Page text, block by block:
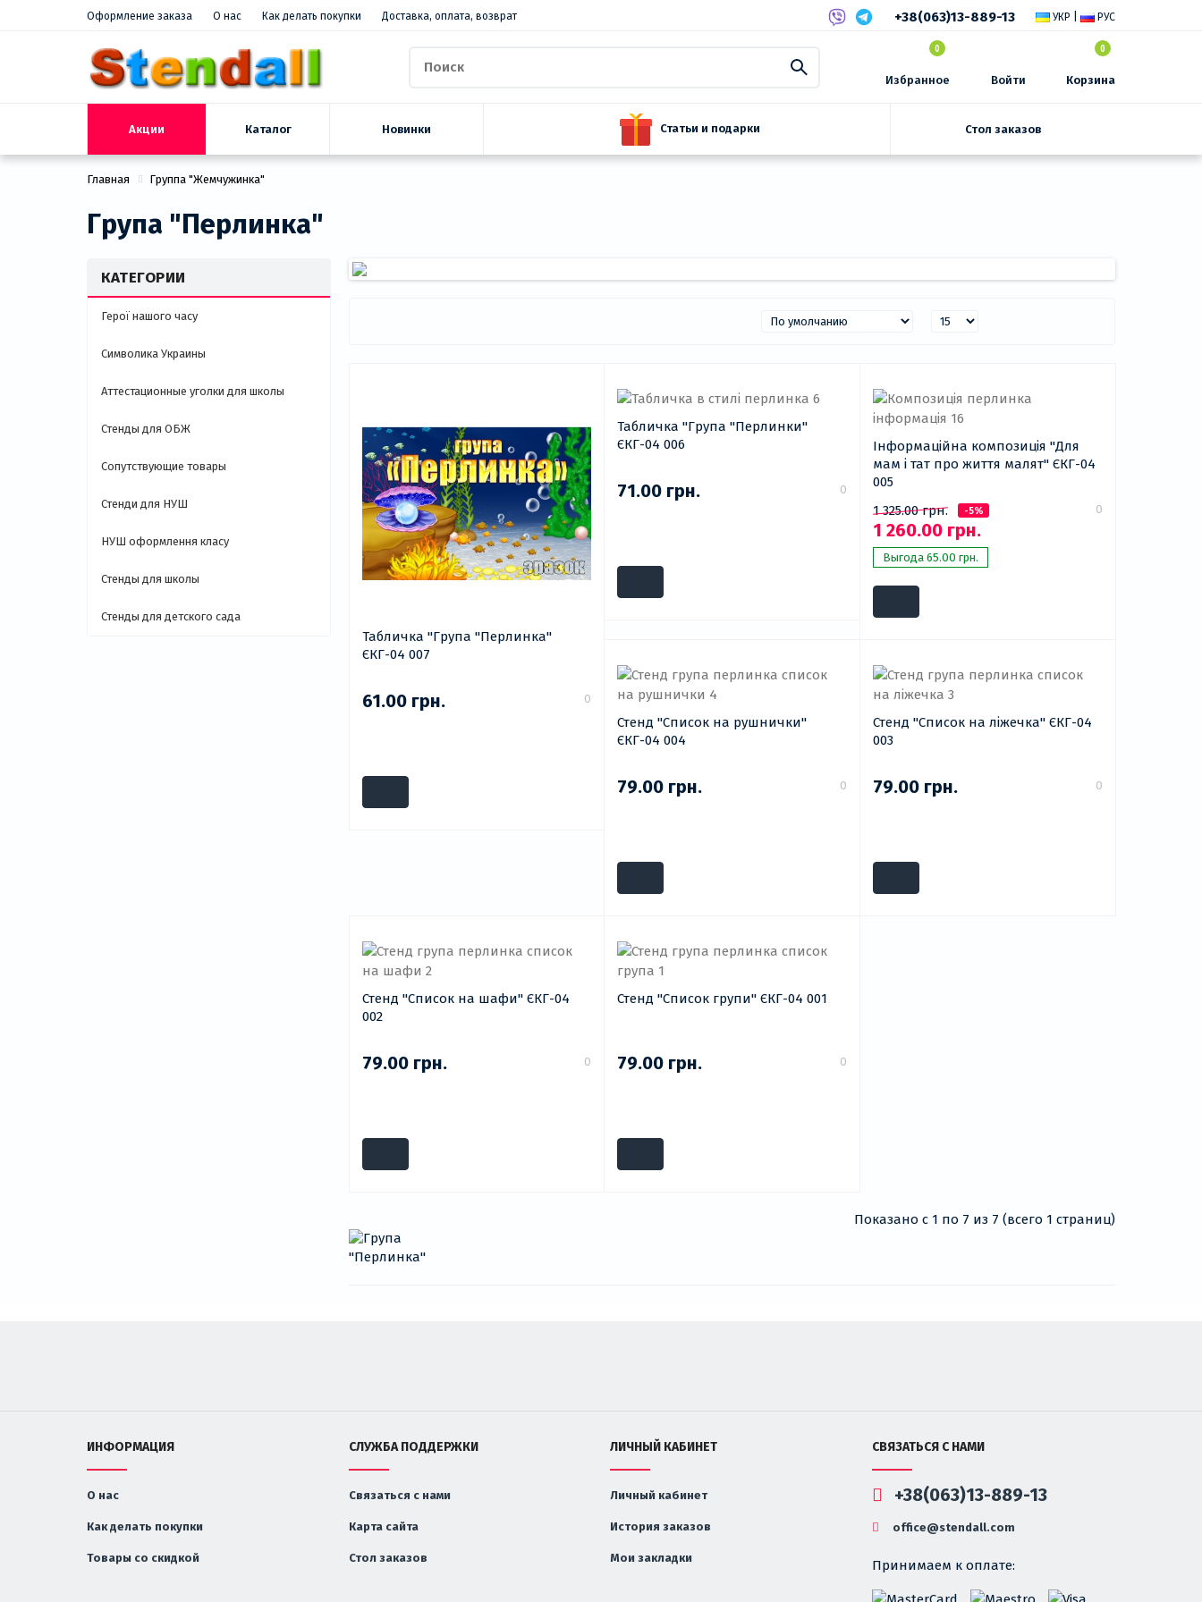
Оформление заказа О нас Как делать покупки Доставка, оплата, возврат +38(063)13-889-13 УКР РУС
0
Избранное Войти
0
Корзина
Акции Каталог Новинки Статьи и подарки Стол заказов
Главная Группа "Жемчужинка"
Група "Перлинка"
КАТЕГОРИИ
Герої нашого часу
Символика Украины
Аттестационные уголки для школы
Стенды для ОБЖ
Сопутствующие товары
Стенди для НУШ
НУШ оформлення класу
Стенды для школы
Стенды для детского сада
Табличка "Група "Перлинка"
ЄКГ-04 007
61.00 грн. 0
Табличка "Група "Перлинки"
ЄКГ-04 006
71.00 грн. 0
Інформаційна композиція "Для
мам і тат про життя малят" ЄКГ-04
005
1 325.00 грн.
-5%
1 260.00 грн.
Выгода 65.00 грн.
0
Стенд "Список на рушнички"
ЄКГ-04 004
79.00 грн. 0
Стенд "Список на ліжечка" ЄКГ-04
003
79.00 грн. 0
Стенд "Список на шафи" ЄКГ-04
002
79.00 грн. 0
Стенд "Список групи" ЄКГ-04 001
79.00 грн. 0
Показано с 1 по 7 из 7 (всего 1 страниц)
ИНФОРМАЦИЯ
О нас
Как делать покупки
Товары со скидкой
СЛУЖБА ПОДДЕРЖКИ
Связаться с нами
Карта сайта
Стол заказов
ЛИЧНЫЙ КАБИНЕТ
Личный кабинет
История заказов
Мои закладки
СВЯЗАТЬСЯ С НАМИ
+38(063)13-889-13
office@stendall.com
Принимаем к оплате: